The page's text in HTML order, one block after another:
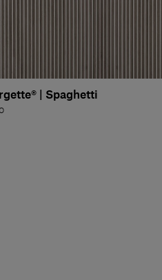
| Spaghetti